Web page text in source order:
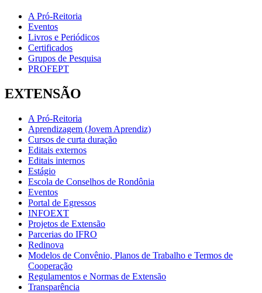
A Pró-Reitoria
Eventos
Livros e Periódicos
Certificados
Grupos de Pesquisa
PROFEPT
EXTENSÃO
A Pró-Reitoria
Aprendizagem (Jovem Aprendiz)
Cursos de curta duração
Editais externos
Editais internos
Estágio
Escola de Conselhos de Rondônia
Eventos
Portal de Egressos
INFOEXT
Projetos de Extensão
Parcerias do IFRO
Redinova
Modelos de Convênio, Planos de Trabalho e Termos de
Cooperação
Regulamentos e Normas de Extensão
Transparência